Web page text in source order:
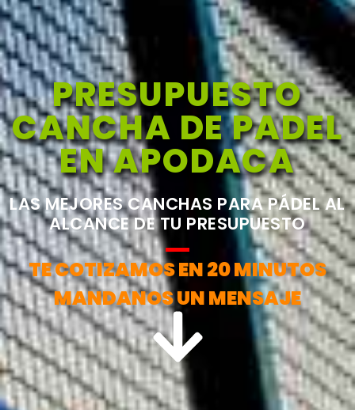
PRESUPUESTO
CANCHA DE PADEL
EN APODACA
LAS MEJORES CANCHAS PARA PÁDEL AL
ALCANCE DE TU PRESUPUESTO
TE COTIZAMOS EN 20 MINUTOS
MANDANOS UN MENSAJE